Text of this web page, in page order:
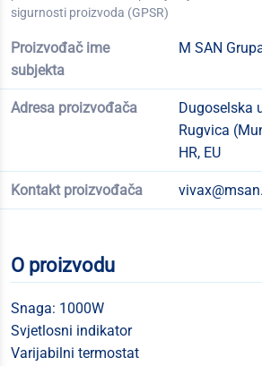
sigurnosti proizvoda (GPSR)
Proizvođač ime
subjekta
M SAN
Adresa proizvođača
Dugoselska
Rugvica
HR, EU
Kontakt proizvođača
O proizvodu
Snaga: 1000W
Svjetlosni indikator
Varijabilni termostat